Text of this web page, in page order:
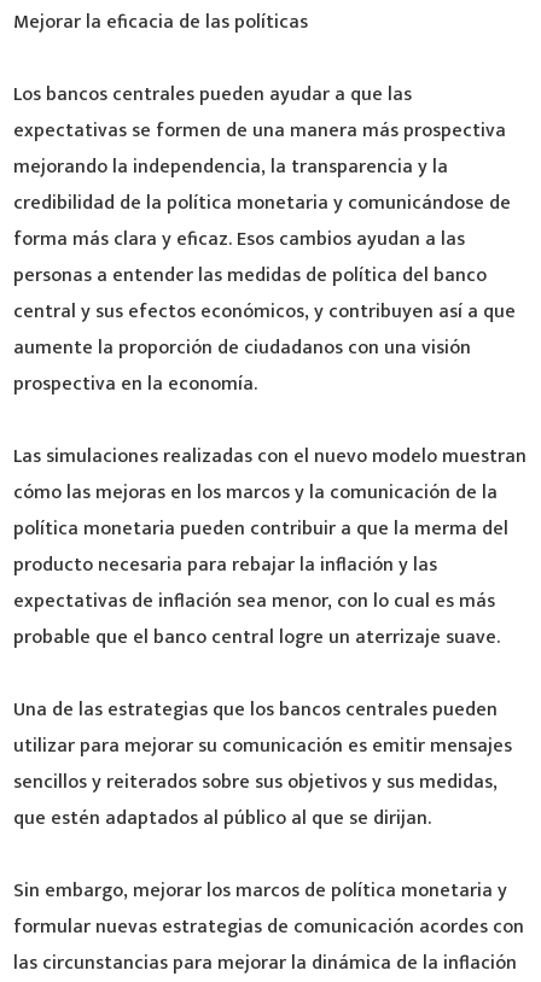
Mejorar la eficacia de las políticas
Los bancos centrales pueden ayudar a que las
expectativas se formen de una manera más prospectiva
mejorando la independencia, la transparencia y la
credibilidad de la política monetaria y comunicándose de
forma más clara y eficaz. Esos cambios ayudan a las
personas a entender las medidas de política del banco
central y sus efectos económicos, y contribuyen así a que
aumente la proporción de ciudadanos con una visión
prospectiva en la economía.
Las simulaciones realizadas con el nuevo modelo muestran
cómo las mejoras en los marcos y la comunicación de la
política monetaria pueden contribuir a que la merma del
producto necesaria para rebajar la inflación y las
expectativas de inflación sea menor, con lo cual es más
probable que el banco central logre un aterrizaje suave.
Una de las estrategias que los bancos centrales pueden
utilizar para mejorar su comunicación es emitir mensajes
sencillos y reiterados sobre sus objetivos y sus medidas,
que estén adaptados al público al que se dirijan.
Sin embargo, mejorar los marcos de política monetaria y
formular nuevas estrategias de comunicación acordes con
las circunstancias para mejorar la dinámica de la inflación